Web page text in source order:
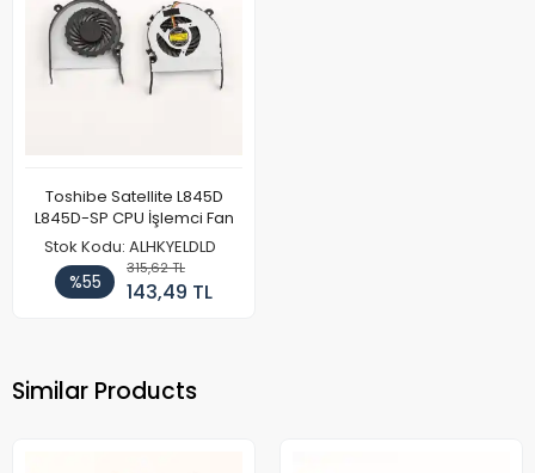
Toshibe Satellite L845D
L845D-SP CPU İşlemci Fan
Stok Kodu: ALHKYELDLD
%55
315,62 TL
143,49 TL
Similar Products